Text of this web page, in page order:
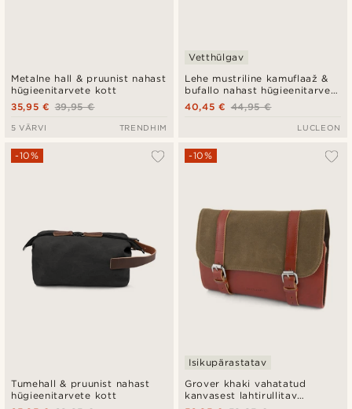
Metalne hall & pruunist nahast
hügieenitarvete kott
39,95 €
35,95 €
5 VÄRVI TRENDHIM
Lehe mustriline kamuflaaž &
bufallo nahast hügieenitarvete
kott
Vetthülgav
44,95 €
40,45 €
LUCLEON
Tumehall & pruunist nahast
hügieenitarvete kott
-10%
Grover khaki vahatatud
kanvasest lahtirullitav
-10%
Isikupärastatav